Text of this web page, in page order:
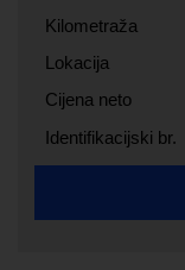
Kilometraža
Lokacija
Cijena neto
Identifikacijski br.